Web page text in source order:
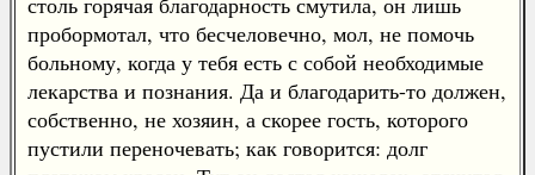
пробормотал, что бесчеловечно, мол, не помочь
больному, когда у тебя есть с собой необходимые
лекарства и познания. Да и благодарить-то должен,
собственно, не хозяин, а скорее гость, которого
пустили переночевать; как говорится: долг